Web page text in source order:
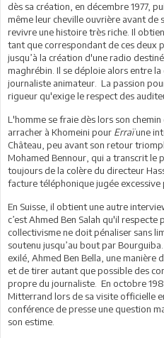
dès sa création, en décembre 1977,
même leur cheville ouvrière avant de
revivre une histoire très riche. Il
tant que correspondant de ces deux
jusqu’à la création d'une radio
maghrébin. Il se déploie alors entre
journaliste animateur. La passion
rigueur qu'exige le respect des
L'homme se fraie dès lors son
arracher à Khomeini pour Erraïune
Château, peu avant son retour
Mohamed Bennour, qui a transcrit le
toujours de la colère du directeur
facture téléphonique jugée excessive
En Suisse, il obtient une autre
c’est Ahmed Ben Salah qu'il
collectivisme ne doit pénaliser sans
soutenu jusqu’au bout par
exilé, Ahmed Ben Bella, une manière
et de tirer autant que possible des
propre du journaliste. En octobre
Mitterrand lors de sa visite officielle
conférence de presse une question
son estime.